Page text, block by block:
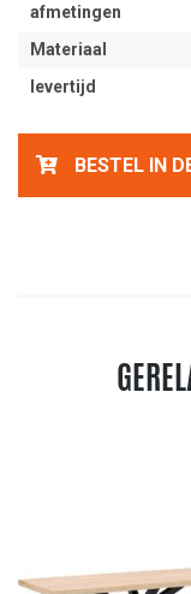
afmetingen
Materiaal
levertijd
BESTEL IN